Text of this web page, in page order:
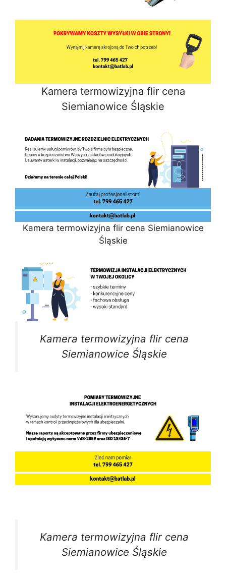
Kamera termowizyjna flir cena
Siemianowice Śląskie
Kamera termowizyjna flir cena Siemianowice
Śląskie
Kamera termowizyjna flir cena
Siemianowice Śląskie
Kamera termowizyjna flir cena
Siemianowice Śląskie